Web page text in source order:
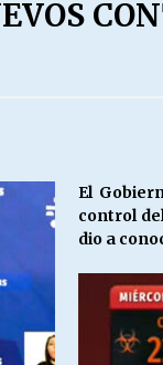
El
control
dio a